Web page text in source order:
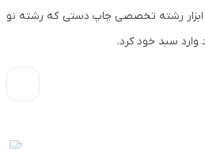
سال ۱۳۸۰ لوازم و ابزار رشته تخصصی چاپ دستی که رشته نو
سبد خود کرد.